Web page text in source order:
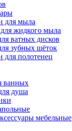
для мыла
жидкого мыла
ватных дисков
зубных щёток
для полотенец
ванных
душа
мебельные